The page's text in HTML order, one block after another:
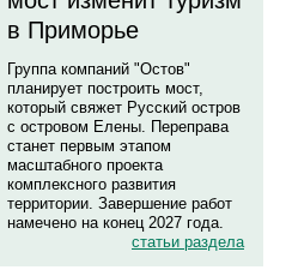
в Приморье
Группа компаний "Остов"
планирует построить мост,
который свяжет Русский остров
с островом Елены. Переправа
станет первым этапом
масштабного проекта
комплексного развития
территории. Завершение работ
намечено на конец 2027 года.
статьи раздела